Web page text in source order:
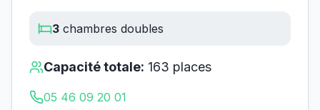
3 chambres doubles
Capacité totale: 163 places
05 46 09 20 01